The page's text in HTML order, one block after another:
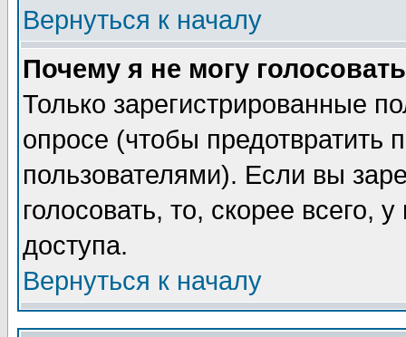
Вернуться к началу
Почему я не могу
Только зарегистрированные
опросе (чтобы предотвратить
пользователями). Если вы
голосовать, то, скорее всего,
доступа.
Вернуться к началу